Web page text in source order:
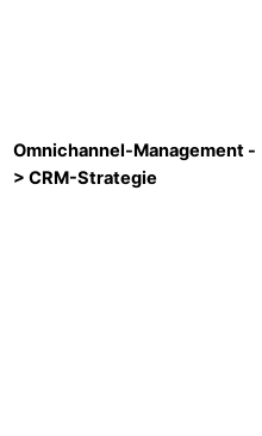
Omnichannel-Management -
> CRM-Strategie